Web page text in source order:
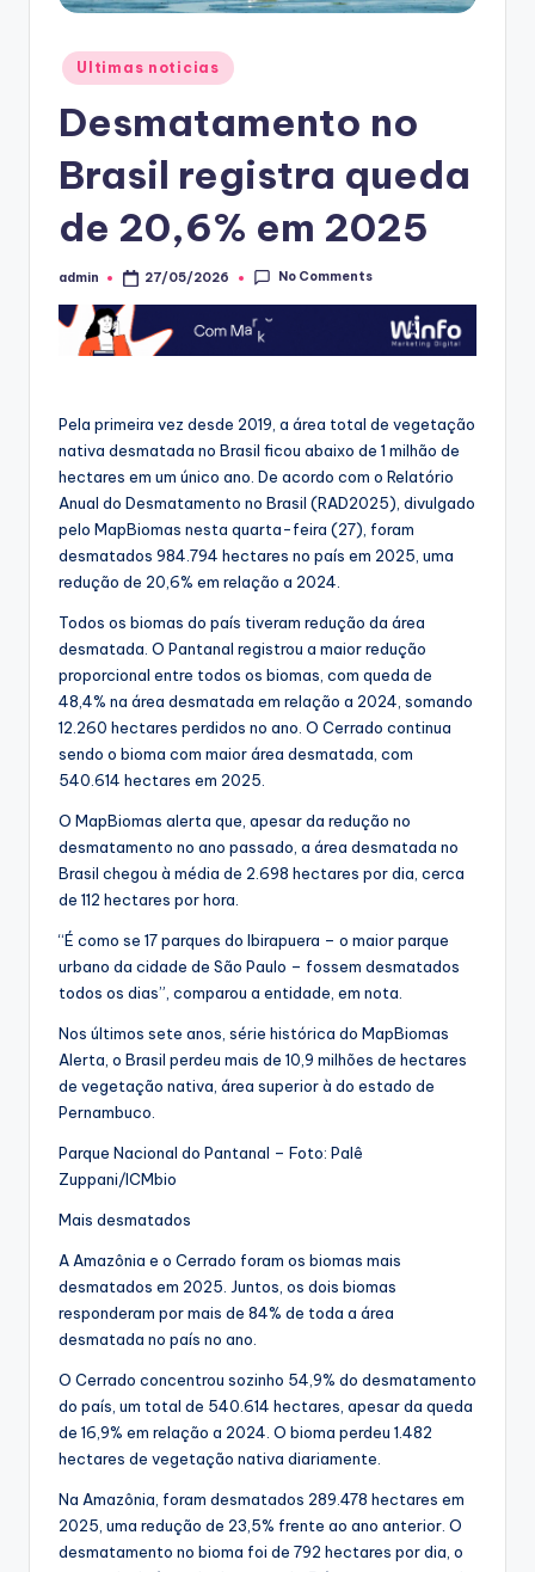
Posted
in
Ultimas noticias
Desmatamento no
Brasil registra queda
de 20,6% em 2025
Posted
admin 27/05/2026 No Comments
Pela primeira vez desde 2019, a área total de vegetação
nativa desmatada no Brasil ficou abaixo de 1 milhão de
hectares em um único ano. De acordo com o Relatório
Anual do Desmatamento no Brasil (RAD2025), divulgado
pelo MapBiomas nesta quarta-feira (27), foram
desmatados 984.794 hectares no país em 2025, uma
redução de 20,6% em relação a 2024.
Todos os biomas do país tiveram redução da área
desmatada. O Pantanal registrou a maior redução
proporcional entre todos os biomas, com queda de
48,4% na área desmatada em relação a 2024, somando
12.260 hectares perdidos no ano. O Cerrado continua
sendo o bioma com maior área desmatada, com
540.614 hectares em 2025.
O MapBiomas alerta que, apesar da redução no
desmatamento no ano passado, a área desmatada no
Brasil chegou à média de 2.698 hectares por dia, cerca
de 112 hectares por hora.
“É como se 17 parques do Ibirapuera – o maior parque
urbano da cidade de São Paulo – fossem desmatados
todos os dias”, comparou a entidade, em nota.
Nos últimos sete anos, série histórica do MapBiomas
Alerta, o Brasil perdeu mais de 10,9 milhões de hectares
de vegetação nativa, área superior à do estado de
Pernambuco.
Parque Nacional do Pantanal – Foto: Palê
Zuppani/ICMbio
Mais desmatados
A Amazônia e o Cerrado foram os biomas mais
desmatados em 2025. Juntos, os dois biomas
responderam por mais de 84% de toda a área
desmatada no país no ano.
O Cerrado concentrou sozinho 54,9% do desmatamento
do país, um total de 540.614 hectares, apesar da queda
de 16,9% em relação a 2024. O bioma perdeu 1.482
hectares de vegetação nativa diariamente.
Na Amazônia, foram desmatados 289.478 hectares em
2025, uma redução de 23,5% frente ao ano anterior. O
desmatamento no bioma foi de 792 hectares por dia, o